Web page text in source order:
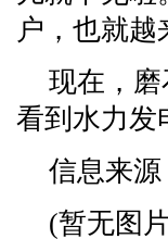
户，也就
现在，
看到水力发
信息来
(暂无图